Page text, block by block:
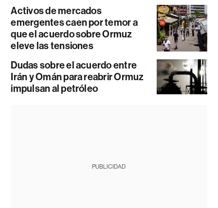
Activos de mercados
emergentes caen por temor a
que el acuerdo sobre Ormuz
eleve las tensiones
Dudas sobre el acuerdo entre
Irán y Omán para reabrir Ormuz
impulsan al petróleo
PUBLICIDAD